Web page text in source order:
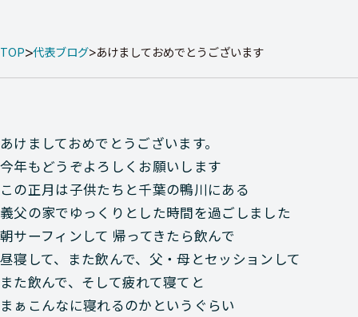
TOP 代表ブログ あけましておめでとうございます
あけましておめでとうございます。
今年もどうぞよろしくお願いします
この正月は子供たちと千葉の鴨川にある
義父の家でゆっくりとした時間を過ごしました
朝サーフィンして 帰ってきたら飲んで
昼寝して、また飲んで、父・母とセッションして
また飲んで、そして疲れて寝てと
まぁこんなに寝れるのかというぐらい